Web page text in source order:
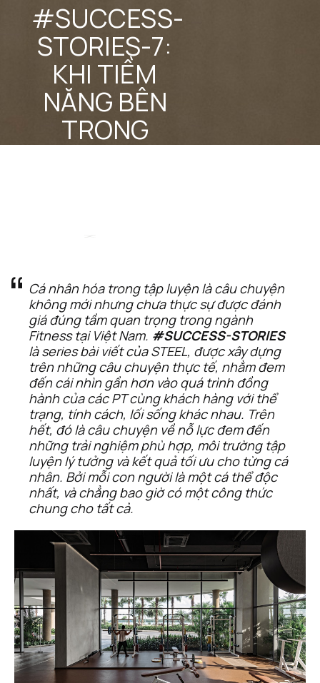
#SUCCESS-
STORIES-7:
KHI TIỀM
NĂNG BÊN
TRONG
Cá nhân hóa trong tập luyện là câu chuyện
không mới nhưng chưa thực sự được đánh
giá đúng tầm quan trọng trong ngành
Fitness tại Việt Nam. #SUCCESS-STORIES
là series bài viết của STEEL, được xây dựng
trên những câu chuyện thực tế, nhằm đem
đến cái nhìn gần hơn vào quá trình đồng
hành của các PT cùng khách hàng với thể
trạng, tính cách, lối sống khác nhau. Trên
hết, đó là câu chuyện về nỗ lực đem đến
những trải nghiệm phù hợp, môi trường tập
luyện lý tưởng và kết quả tối ưu cho từng cá
nhân. Bởi mỗi con người là một cá thể độc
nhất, và chẳng bao giờ có một công thức
chung cho tất cả.